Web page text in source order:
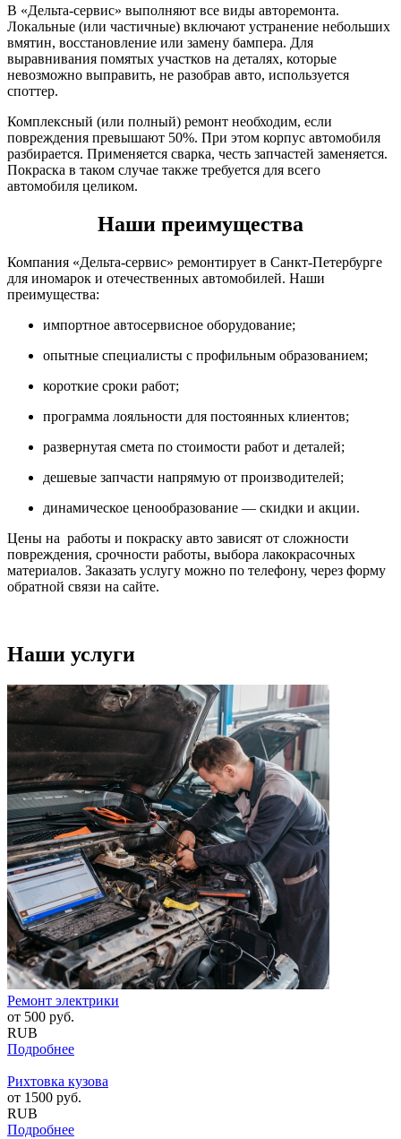
В «Дельта-сервис» выполняют все виды авторемонта.
Локальные (или частичные) включают устранение небольших
вмятин, восстановление или замену бампера. Для
выравнивания помятых участков на деталях, которые
невозможно выправить, не разобрав авто, используется
споттер.
Комплексный (или полный) ремонт необходим, если
повреждения превышают 50%. При этом корпус автомобиля
разбирается. Применяется сварка, честь запчастей заменяется.
Покраска в таком случае также требуется для всего
автомобиля целиком.
Наши преимущества
Компания «Дельта-сервис» ремонтирует в Санкт-Петербурге
для иномарок и отечественных автомобилей. Наши
преимущества:
импортное автосервисное оборудование;
опытные специалисты с профильным образованием;
короткие сроки работ;
программа лояльности для постоянных клиентов;
развернутая смета по стоимости работ и деталей;
дешевые запчасти напрямую от производителей;
динамическое ценообразование — скидки и акции.
Цены на работы и покраску авто зависят от сложности
повреждения, срочности работы, выбора лакокрасочных
материалов. Заказать услугу можно по телефону, через форму
обратной связи на сайте.
Наши услуги
Ремонт электрики
от 500 руб.
RUB
Подробнее
Рихтовка кузова
от 1500 руб.
RUB
Подробнее